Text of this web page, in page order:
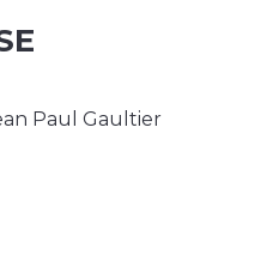
Paul Gaultier